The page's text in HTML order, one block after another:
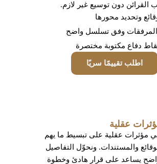
القرائن دون توسيع غير لازم.
وتحديد محورها
المرفقات وفق تسلسل واضح
نقاط دفاع مكتوبة مختصرة
اطلب تقييمًا سريًا
عقلية
مؤثرات عقلية على تبسيط ما يهم
والمستندات. ونحوّل التفاصيل
يساعد على قرار هادئ وخطوة